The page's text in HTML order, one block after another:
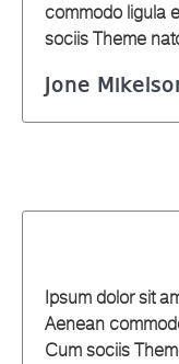
commodo ligula
sociis Theme
Jone
Ipsum dolor sit
Aenean
Cum sociis